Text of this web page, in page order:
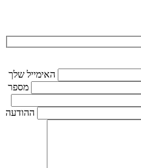
האימייל שלך
מספר
ההודעה